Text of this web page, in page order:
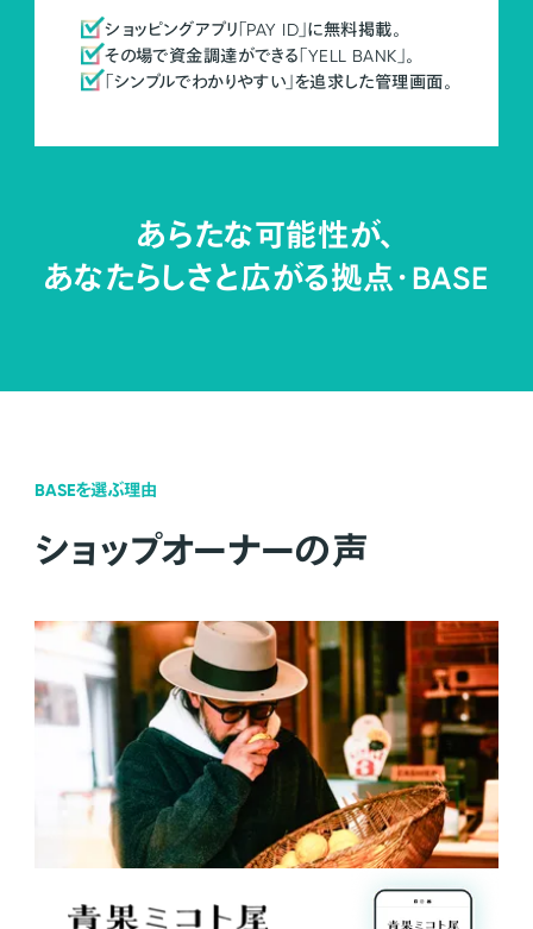
ショッピングアプリ「PAY ID」に無料掲載。
その場で資金調達ができる「YELL BANK」。
「シンプルでわかりやすい」を追求した管理画面。
あらたな可能性が、
あなたらしさと広がる拠点・BASE
BASEを選ぶ理由
ショップオーナーの声